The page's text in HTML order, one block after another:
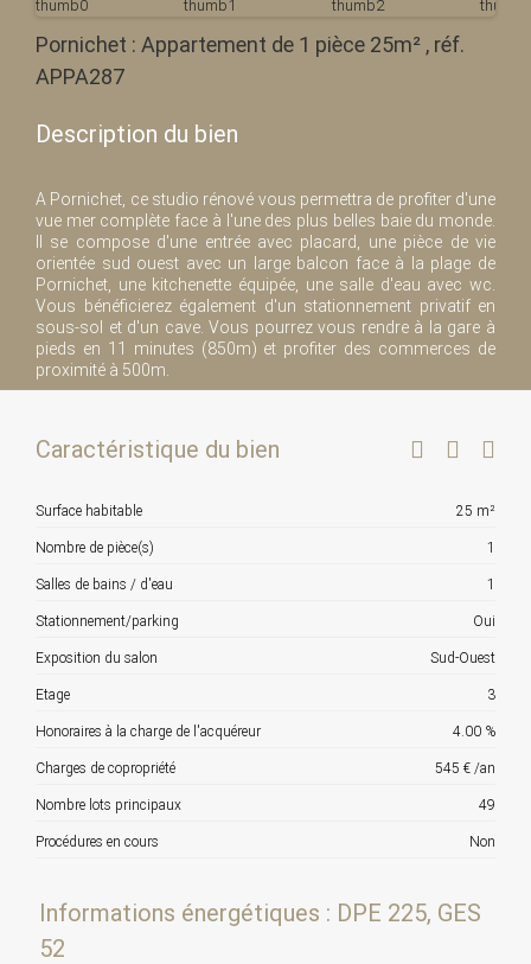
Pornichet : Appartement de 1 pièce 25m² , réf.
APPA287
Description du bien
A Pornichet, ce studio rénové vous permettra de profiter d'une
vue mer complète face à l'une des plus belles baie du monde.
Il se compose d'une entrée avec placard, une pièce de vie
orientée sud ouest avec un large balcon face à la plage de
Pornichet, une kitchenette équipée, une salle d'eau avec wc.
Vous bénéficierez également d'un stationnement privatif en
sous-sol et d'un cave. Vous pourrez vous rendre à la gare à
pieds en 11 minutes (850m) et profiter des commerces de
proximité à 500m.
Caractéristique du bien
Surface habitable 25 m²
Nombre de pièce(s) 1
Salles de bains / d'eau 1
Stationnement/parking Oui
Exposition du salon Sud-Ouest
Etage 3
Honoraires à la charge de l'acquéreur 4.00 %
Charges de copropriété 545 € /an
Nombre lots principaux 49
Procédures en cours Non
Informations énergétiques : DPE 225, GES
52